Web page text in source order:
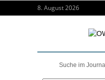
8. August 2026